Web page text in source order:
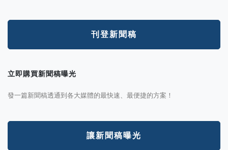
刊登新聞稿
立即購買新聞稿曝光
發一篇新聞稿透通到各大媒體的最快速、最便捷的方案！
讓新聞稿曝光